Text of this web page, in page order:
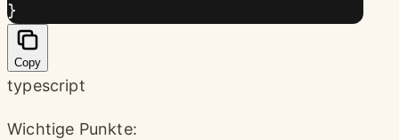
}
Copy
typescript
Wichtige Punkte: